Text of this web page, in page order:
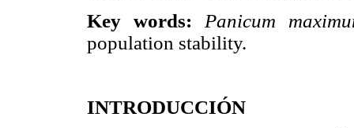
Key words: Panicum
population stability.
INTRODUCCIÓN